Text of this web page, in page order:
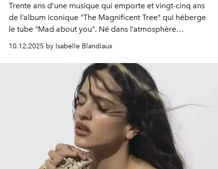
Trente ans d’une musique qui emporte et vingt-cinq ans
de l’album iconique "The Magnificent Tree" qui héberge
le tube "Mad about you". Né dans l’atmosphère
et éclectique, Hooverphonic est l’un des groupes belges
au plus grand rayonnement international. Entretien avec
son leader, Alex Callier.
10.12.2025 by Isabelle Blandiaux